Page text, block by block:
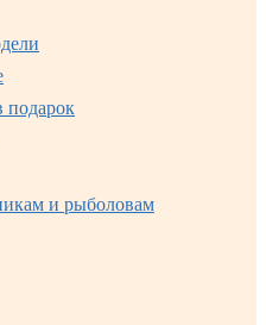
подарок
и рыболовам